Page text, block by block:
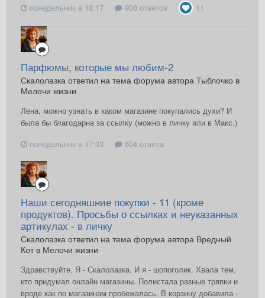
понедельник в 18:17
908 ответов 11
Парфюмы, которые мы любим-2
Скалолазка ответил на тема форума автора Тыблочко в
Мелочи жизни
Лена, можно узнать в каком магазине покупались духи? И
была бы благодарна за ссылку (можно в личку или в Макс.)
понедельник в 17:03
604 ответа
Наши сегодняшние покупки - 11 (кроме
продуктов). Просьбы о ссылках и неуказанных
артикулах - в личку
Скалолазка ответил на тема форума автора Вредный
Кот в Мелочи жизни
Здравствуйте. Я - Скалолазка. И я - шопоголик. Хвала тем,
кто придумал онлайн магазины. Полистала разные тряпки и
вроде как по магазинам пробежалась. В корзину добавила -